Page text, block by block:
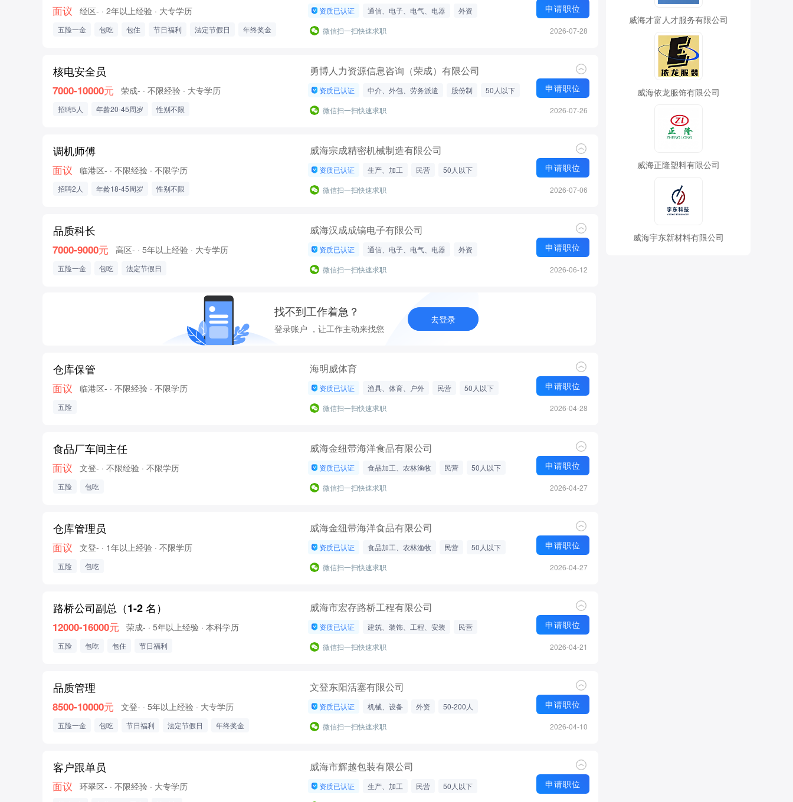
面议 经区- · 2年以上经验 · 大专学历 资质已认证 通信、电子、电气、电器
外资
200-500人
申请职位
五险一金 包吃 包住 节日福利 法定节假日 年终奖金 微信扫一扫快速求职 2026-07-28
核电安全员 勇博人力资源信息咨询（荣成）有限公司
7000-10000元 荣成- · 不限经验 · 大专学历 资质已认证 中介、外包、劳务派遣 股份制 50人以下 申请职位
招聘5人 年龄20-45周岁 性别不限 微信扫一扫快速求职 2026-07-26
调机师傅 威海宗成精密机械制造有限公司
面议 临港区- · 不限经验 · 不限学历 资质已认证 生产、加工 民营 50人以下 申请职位
招聘2人 年龄18-45周岁 性别不限 微信扫一扫快速求职 2026-07-06
品质科长 威海汉成成镐电子有限公司
7000-9000元 高区- · 5年以上经验 · 大专学历 资质已认证 通信、电子、电气、电器
外资
500人以上
申请职位
五险一金 包吃 法定节假日 微信扫一扫快速求职 2026-06-12
找不到工作着急？
登录账户 ，让工作主动来找您
去登录
仓库保管 海明威体育
面议 临港区- · 不限经验 · 不限学历 资质已认证 渔具、体育、户外 民营 50人以下 申请职位
五险 微信扫一扫快速求职 2026-04-28
食品厂车间主任 威海金纽带海洋食品有限公司
面议 文登- · 不限经验 · 不限学历 资质已认证 食品加工、农林渔牧 民营 50人以下 申请职位
五险 包吃 微信扫一扫快速求职 2026-04-27
仓库管理员 威海金纽带海洋食品有限公司
面议 文登- · 1年以上经验 · 不限学历 资质已认证 食品加工、农林渔牧 民营 50人以下 申请职位
五险 包吃 微信扫一扫快速求职 2026-04-27
路桥公司副总（1-2 名） 威海市宏存路桥工程有限公司
12000-16000元 荣成- · 5年以上经验 · 本科学历 资质已认证 建筑、装饰、工程、安装
民营
200-500人
申请职位
五险 包吃 包住 节日福利 微信扫一扫快速求职 2026-04-21
品质管理 文登东阳活塞有限公司
8500-10000元 文登- · 5年以上经验 · 大专学历 资质已认证 机械、设备 外资 50-200人 申请职位
五险一金 包吃 节日福利 法定节假日 年终奖金 微信扫一扫快速求职 2026-04-10
客户跟单员 威海市辉越包装有限公司
面议 环翠区- · 不限经验 · 大专学历 资质已认证 生产、加工 民营 50人以下 申请职位
威海才富人才服务有限公司
威海依龙服饰有限公司
威海正隆塑料有限公司
威海宇东新材料有限公司